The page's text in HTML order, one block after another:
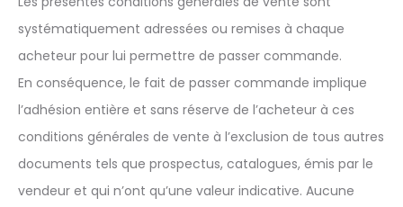
systématiquement adressées ou remises à chaque
acheteur pour lui permettre de passer commande.
En conséquence, le fait de passer commande implique
l’adhésion entière et sans réserve de l’acheteur à ces
conditions générales de vente à l’exclusion de tous autres
documents tels que prospectus, catalogues, émis par le
vendeur et qui n’ont qu’une valeur indicative. Aucune